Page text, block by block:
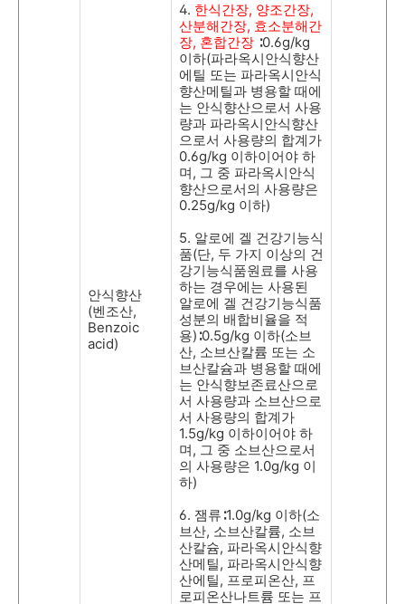
안식향산
(벤조산,
Benzoic
acid)
4. 한식간장, 양조간장,
산분해간장, 효소분해간
장, 혼합간장 ∶0.6g/kg
이하(파라옥시안식향산
에틸 또는 파라옥시안식
향산메틸과 병용할 때에
는 안식향산으로서 사용
량과 파라옥시안식향산
으로서 사용량의 합계가
0.6g/kg 이하이어야 하
며, 그 중 파라옥시안식
향산으로서의 사용량은
0.25g/kg 이하)
5. 알로에 겔 건강기능식
품(단, 두 가지 이상의 건
강기능식품원료를 사용
하는 경우에는 사용된
알로에 겔 건강기능식품
성분의 배합비율을 적
용) ∶0.5g/kg 이하(소브
산, 소브산칼륨 또는 소
브산칼슘과 병용할 때에
는 안식향보존료산으로
서 사용량과 소브산으로
서 사용량의 합계가
1.5g/kg 이하이어야 하
며, 그 중 소브산으로서
의 사용량은 1.0g/kg 이
하)
6. 잼류 ∶1.0g/kg 이하(소
브산, 소브산칼륨, 소브
산칼슘, 파라옥시안식향
산메틸, 파라옥시안식향
산에틸, 프로피온산, 프
로피온산나트륨 또는 프